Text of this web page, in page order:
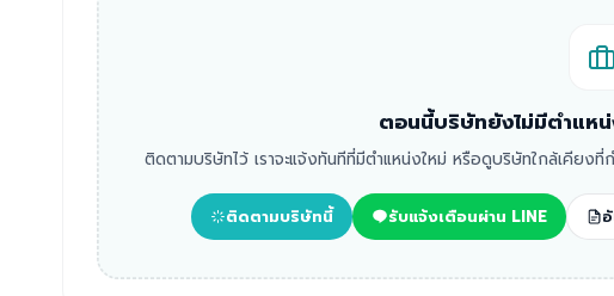
ตอนนี้บริษัทยังไม่มีตำแห
ติดตามบริษัทไว้ เราจะแจ้งทันทีที่มีตำแหน่งใหม่ หรือดูบริษัทใกล้เคียง
ติดตามบริษัทนี้ รับแจ้งเตือนผ่าน LINE